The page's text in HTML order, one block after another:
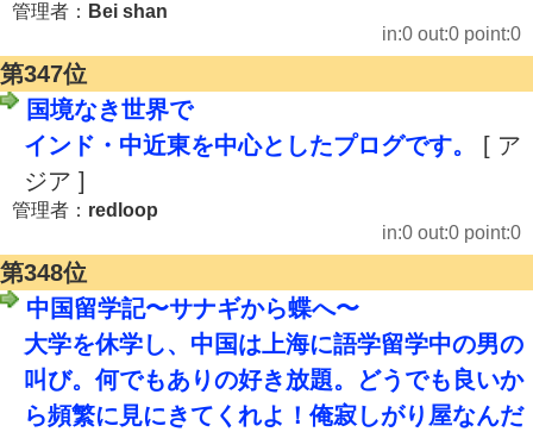
管理者： Bei shan
in:0 out:0 point:0
第347位
国境なき世界で
インド・中近東を中心としたプログです。
[ ア
ジア ]
管理者： redloop
in:0 out:0 point:0
第348位
中国留学記〜サナギから蝶へ〜
大学を休学し、中国は上海に語学留学中の男の
叫び。何でもありの好き放題。どうでも良いか
ら頻繁に見にきてくれよ！俺寂しがり屋なんだ